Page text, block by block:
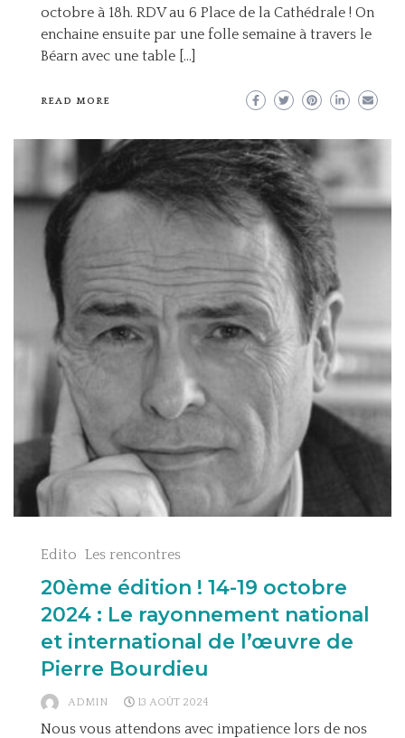
octobre à 18h. RDV au 6 Place de la Cathédrale ! On
enchaine ensuite par une folle semaine à travers le
Béarn avec une table […]
READ MORE
Edito Les rencontres
20ème édition ! 14-19 octobre
2024 : Le rayonnement national
et international de l’œuvre de
Pierre Bourdieu
ADMIN 13 AOÛT 2024
Nous vous attendons avec impatience lors de nos